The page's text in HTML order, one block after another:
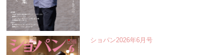
ショパン2026年6月号